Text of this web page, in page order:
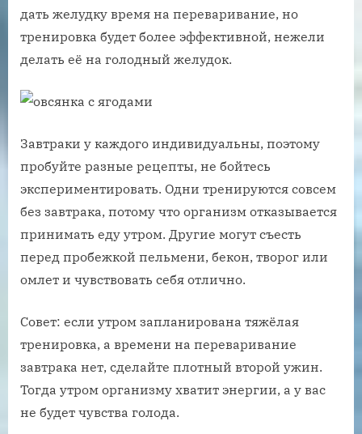
дать желудку время на переваривание, но
тренировка будет более эффективной, нежели
делать её на голодный желудок.
Завтраки у каждого индивидуальны, поэтому
пробуйте разные рецепты, не бойтесь
экспериментировать. Одни тренируются совсем
без завтрака, потому что организм отказывается
принимать еду утром. Другие могут съесть
перед пробежкой пельмени, бекон, творог или
омлет и чувствовать себя отлично.
Совет: если утром запланирована тяжёлая
тренировка, а времени на переваривание
завтрака нет, сделайте плотный второй ужин.
Тогда утром организму хватит энергии, а у вас
не будет чувства голода.